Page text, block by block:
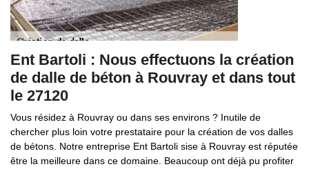
Ent Bartoli : Nous effectuons la création
de dalle de béton à Rouvray et dans tout
le 27120
Vous résidez à Rouvray ou dans ses environs ? Inutile de
chercher plus loin votre prestataire pour la création de vos dalles
de bétons. Notre entreprise Ent Bartoli sise à Rouvray est réputée
être la meilleure dans ce domaine. Beaucoup ont déjà pu profiter